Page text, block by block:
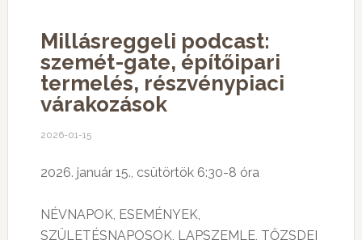
Millásreggeli podcast:
szemét-gate, építőipari
termelés, részvénypiaci
várakozások
2026-01-15
2026. január 15., csütörtök 6:30-8 óra
NÉVNAPOK, ESEMÉNYEK,
SZÜLETÉSNAPOSOK, LAPSZEMLE, TŐZSDEI